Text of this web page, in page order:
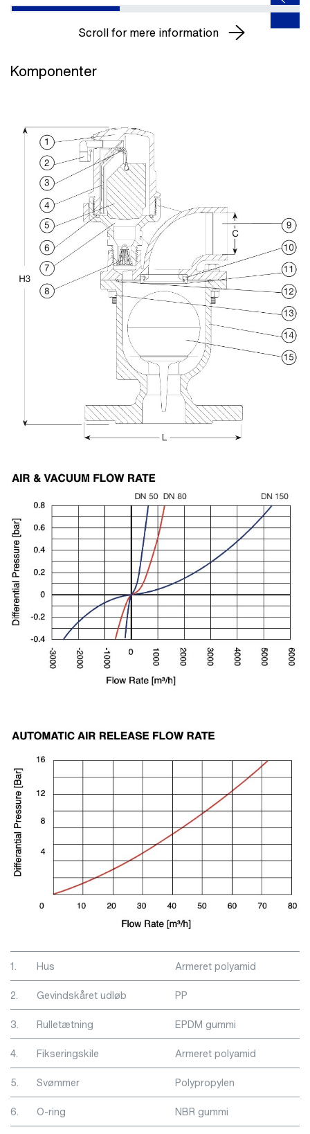
Scroll for mere information
Komponenter
1. Hus
Armeret polyamid
2.
Gevindskåret udløb
PP
3.
Rulletætning
EPDM gummi
4.
Fikseringskile
Armeret polyamid
5.
Svømmer
Polypropylen
6.
O-ring
NBR gummi